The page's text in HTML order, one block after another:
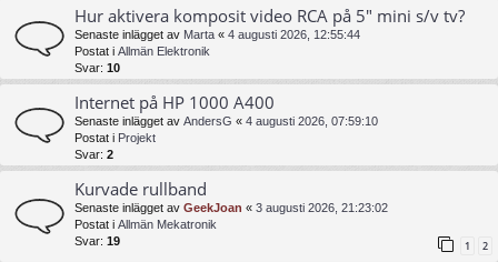
Hur aktivera komposit video RCA på 5" mini s/v tv?
Senaste inlägget av Marta « 4 augusti 2026, 12:55:44
Postat i Allmän Elektronik
Svar: 10
Internet på HP 1000 A400
Senaste inlägget av AndersG « 4 augusti 2026, 07:59:10
Postat i Projekt
Svar: 2
Kurvade rullband
Senaste inlägget av GeekJoan « 3 augusti 2026, 21:23:02
Postat i Allmän Mekatronik
Svar: 19 1 2